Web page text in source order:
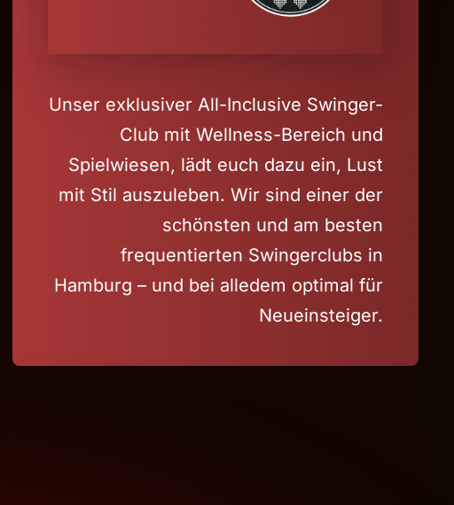
Unser exklusiver All-Inclusive Swinger-
Club mit Wellness-Bereich und
Spielwiesen, lädt euch dazu ein, Lust
mit Stil auszuleben. Wir sind einer der
schönsten und am besten
frequentierten Swingerclubs in
Hamburg – und bei alledem optimal für
Neueinsteiger.